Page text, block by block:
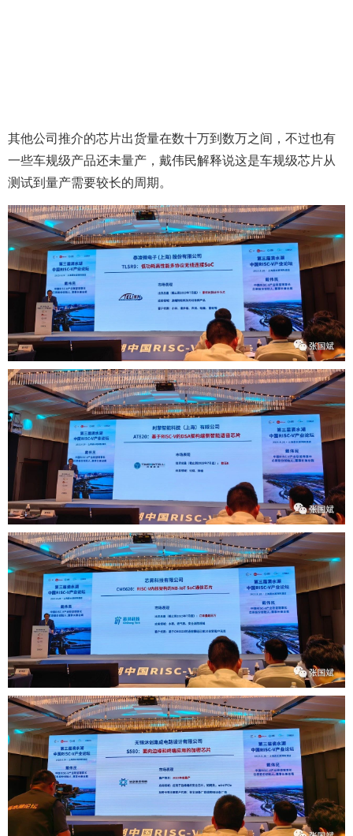
其他公司推介的芯片出货量在数十万到数万之间，不过也有
一些车规级产品还未量产，戴伟民解释说这是车规级芯片从
测试到量产需要较长的周期。